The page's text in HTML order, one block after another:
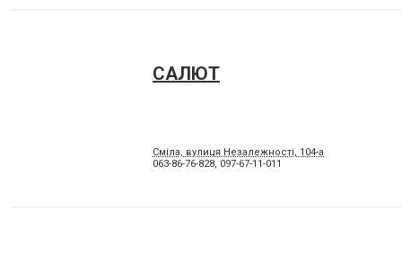
САЛЮТ
Сміла, вулиця Незалежності, 104-а
063-86-76-828, 097-67-11-011